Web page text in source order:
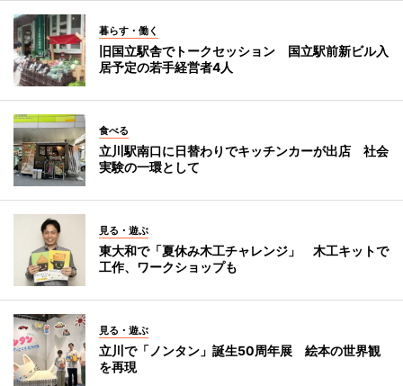
暮らす・働く
旧国立駅舎でトークセッション 国立駅前新ビル入
居予定の若手経営者4人
食べる
立川駅南口に日替わりでキッチンカーが出店 社会
実験の一環として
見る・遊ぶ
東大和で「夏休み木工チャレンジ」 木工キットで
工作、ワークショップも
見る・遊ぶ
立川で「ノンタン」誕生50周年展 絵本の世界観
を再現